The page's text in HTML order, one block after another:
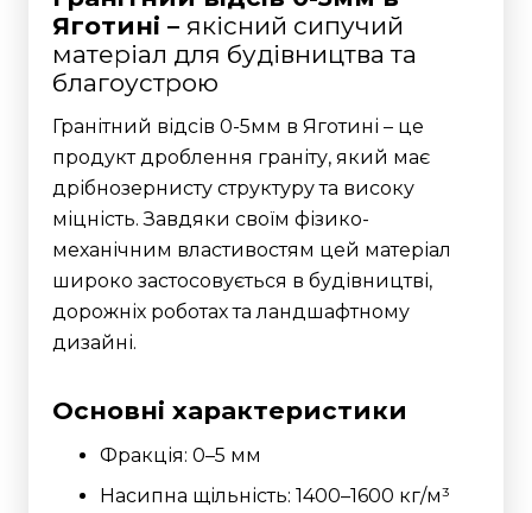
Яготині – якісний сипучий
матеріал для будівництва та
благоустрою
Гранітний відсів 0-5мм в Яготині – це
продукт дроблення граніту, який має
дрібнозернисту структуру та високу
міцність. Завдяки своїм фізико-
механічним властивостям цей матеріал
широко застосовується в будівництві,
дорожніх роботах та ландшафтному
дизайні.
Основні характеристики
Фракція: 0–5 мм
Насипна щільність: 1400–1600 кг/м³